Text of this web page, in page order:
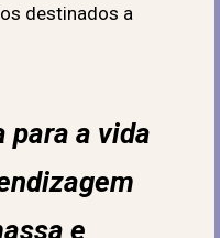
destinados a
para a vida
e